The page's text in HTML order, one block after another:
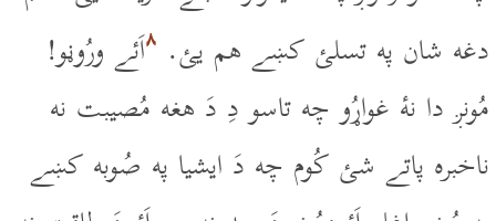
دغه شان په تسلئ کښے هم يئ. ۸اَئے ورُوڼو!
مُونږ دا نۀ غواړُو چه تاسو دِ دَ هغه مُصيبت نه
ناخبره پاتے شئ کُوم چه دَ ايشيا په صُوبه کښے